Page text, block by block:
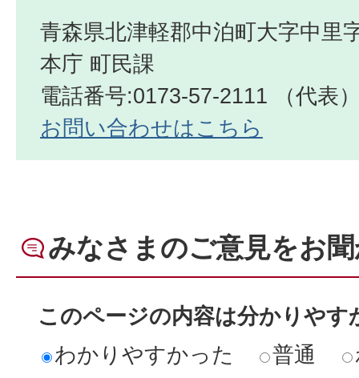
青森県北津軽郡中泊町大字中里
本庁 町民課
電話番号:0173-57-2111 （代表
お問い合わせはこちら
みなさまのご意見をお
このページの内容は分かりやす
わかりやすかった
普通